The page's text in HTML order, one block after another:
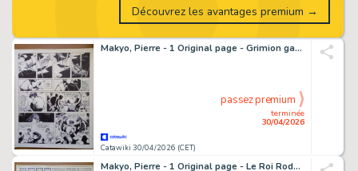
Makyo, Pierre - 1 Original page - Grimion gant de cuir T1, planche 05 - 1984
Catawiki 30/04/2026 (CET)
terminée
30/04/2026
passez premium
Makyo, Pierre - 1 Original page - Le Roi Rodonnal, planche 43 - 1984
Découvrez les avantages premium →